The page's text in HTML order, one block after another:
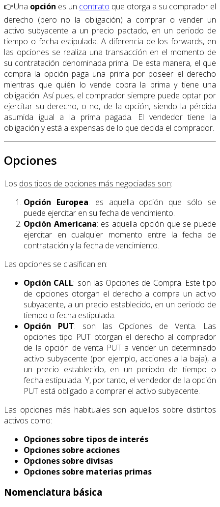
👉Una opción es un contrato que otorga a su comprador el
derecho (pero no la obligación) a comprar o vender un
activo subyacente a un precio pactado, en un periodo de
tiempo o fecha estipulada. A diferencia de los forwards, en
las opciones se realiza una transacción en el momento de
su contratación denominada prima. De esta manera, el que
compra la opción paga una prima por poseer el derecho
mientras que quién lo vende cobra la prima y tiene una
obligación. Así pues, el comprador siempre puede optar por
ejercitar su derecho, o no, de la opción, siendo la pérdida
asumida igual a la prima pagada. El vendedor tiene la
obligación y está a expensas de lo que decida el comprador.
Opciones
Los dos tipos de opciones más negociadas son:
Opción Europea: es aquella opción que sólo se
puede ejercitar en su fecha de vencimiento.
Opción Americana: es aquella opción que se puede
ejercitar en cualquier momento entre la fecha de
contratación y la fecha de vencimiento.
Las opciones se clasifican en:
Opción CALL: son las Opciones de Compra. Este tipo
de opciones otorgan el derecho a compra un activo
subyacente, a un precio establecido, en un periodo de
tiempo o fecha estipulada.
Opción PUT: son las Opciones de Venta. Las
opciones tipo PUT otorgan el derecho al comprador
de la opción de venta PUT a vender un determinado
activo subyacente (por ejemplo, acciones a la baja), a
un precio establecido, en un periodo de tiempo o
fecha estipulada. Y, por tanto, el vendedor de la opción
PUT está obligado a comprar el activo subyacente.
Las opciones más habituales son aquellos sobre distintos
activos como:
Opciones sobre tipos de interés
Opciones sobre acciones
Opciones sobre divisas
Opciones sobre materias primas
Nomenclatura básica